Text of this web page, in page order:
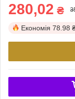
280,02 ₴
Економія 78.98